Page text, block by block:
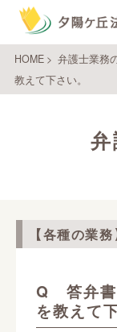
HOME> 弁護士業務
教えて下さい。
【各種の業
Q 答弁書
を教えて